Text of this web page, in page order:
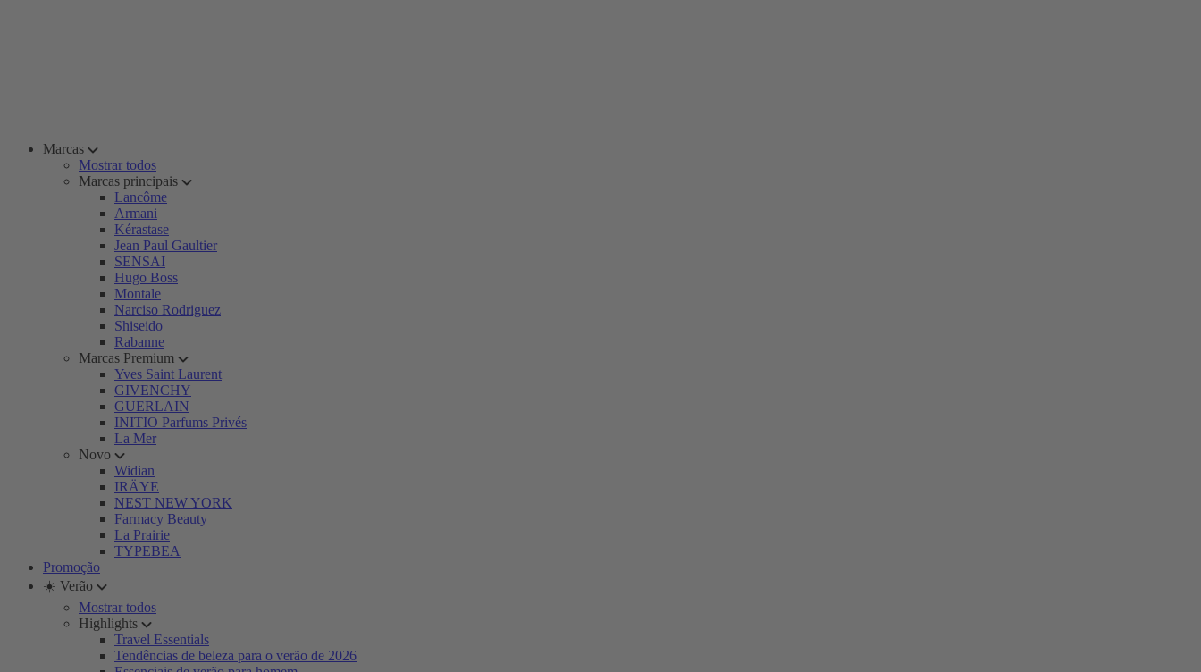
Marcas
Mostrar todos
Marcas principais
Lancôme
Armani
Kérastase
Jean Paul Gaultier
SENSAI
Hugo Boss
Montale
Narciso Rodriguez
Shiseido
Rabanne
Marcas Premium
Yves Saint Laurent
GIVENCHY
GUERLAIN
INITIO Parfums Privés
La Mer
Novo
Widian
IRÄYE
NEST NEW YORK
Farmacy Beauty
La Prairie
TYPEBEA
Promoção
☀️ Verão
Mostrar todos
Highlights
Travel Essentials
Tendências de beleza para o verão de 2026